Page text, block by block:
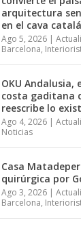
arquitectura
en el cava
Ago 5, 2026 |
Barcelona,
OKU Andalusia,
costa gaditana
reescribe lo
Ago 4, 2026 |
Noticias
Casa
quirúrgica por
Ago 3, 2026 |
Barcelona,